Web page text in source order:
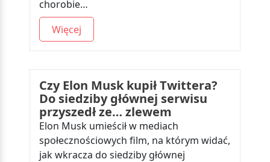
chorobie…
Więcej
Czy Elon Musk kupił Twittera?
Do siedziby głównej serwisu
przyszedł ze… zlewem
Elon Musk umieścił w mediach
społecznościowych film, na którym widać,
jak wkracza do siedziby głównej